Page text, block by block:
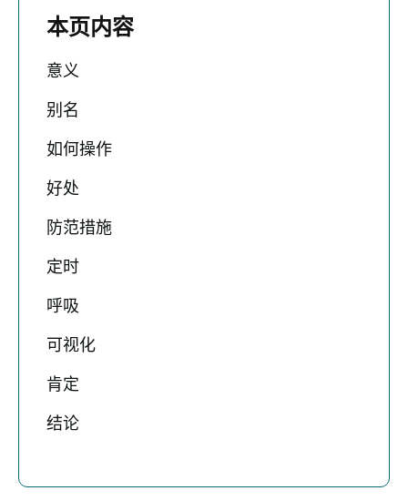
本页内容
意义
别名
如何操作
好处
防范措施
定时
呼吸
可视化
肯定
结论